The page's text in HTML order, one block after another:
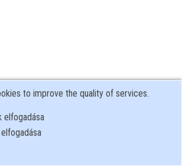
(en)
to improve the quality of services.
elfogadása